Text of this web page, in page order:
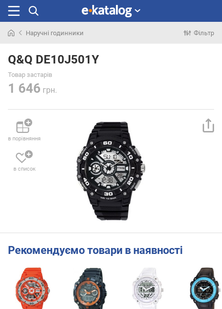
раніше
Наручні годинники Фільтр
Q&Q DE10J501Y
Товар застарів
1 646 грн.
в порівняння
в список
Рекомендуємо товари в наявності